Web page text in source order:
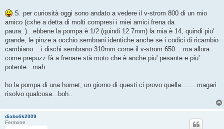
.S. per curiosità oggi sono andato a vedere il v-strom 800 di un mio
amico (cxhe a detta di molti compresi i miei amici frena da
paura..)...ebbene la pompa è 1/2 (quindi 12.7mm) la mia è 14, quindi piu'
grande, le pinze a occhio sembrani identiche anche se i codici di ricambio
cambiano....i dischi sembrano 310mm come il v-strom 650....ma allora
come prepuzz fà a frenare stà moto che è anche piu' pesante e piu'
potente...mah..
ho la pompa di una hornet, un giorno di questi ci provo quella........magari
risolvo qualcosa...boh..
diabolik2009
Fermone